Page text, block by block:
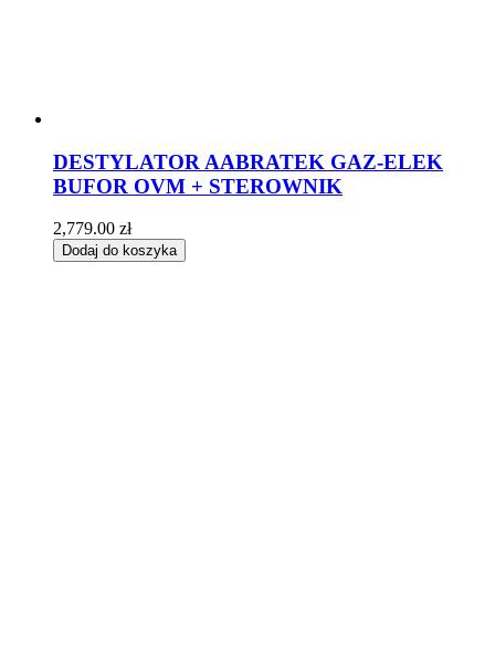
DESTYLATOR AABRATEK GAZ-ELEK
BUFOR OVM + STEROWNIK
2,779.00 zł
Dodaj do koszyka